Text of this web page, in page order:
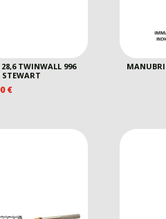
TWINWALL 996
€